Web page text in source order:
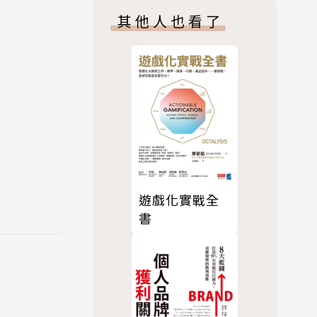
念與面
務實的
隙，有
其他人也看了
遊戲化實戰全
書